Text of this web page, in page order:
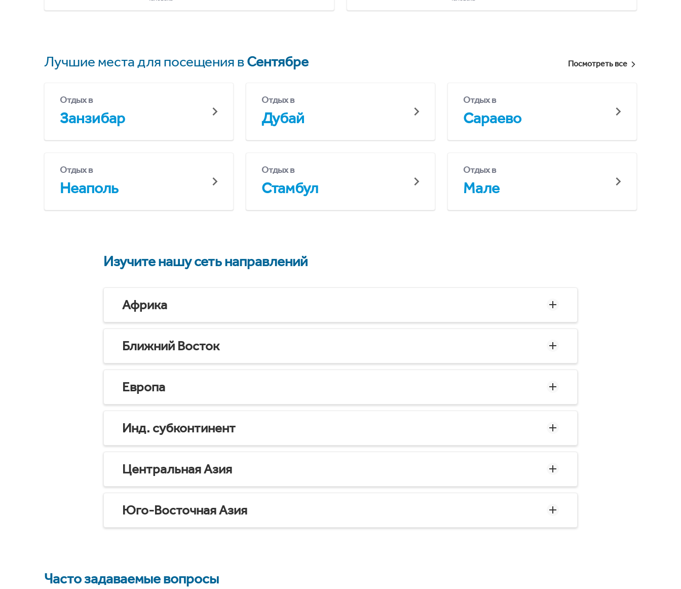
Лучшие места для посещения вСентябре Посмотреть все
Отдых в
Занзибар
Отдых в
Дубай
Отдых в
Сараево
Отдых в
Неаполь
Отдых в
Стамбул
Отдых в
Мале
Изучите нашу сеть направлений
Африка
Ближний Восток
Европа
Инд. субконтинент
Центральная Азия
Юго-Восточная Азия
Часто задаваемые вопросы